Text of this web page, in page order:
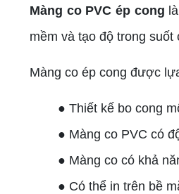
Màng co PVC ép cong
mềm và tạo độ trong
Màng co ép cong được
● Thiết kế bo cong
● Màng co PVC có
● Màng co có khả
● Có thể in trên bề